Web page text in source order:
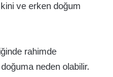
ve erken doğum
rahimde
neden olabilir.